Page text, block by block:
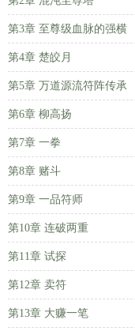
第3章 至尊级血脉的强横
第4章 楚皎月
第5章 万道源流符阵传承
第6章 柳高扬
第7章 一拳
第8章 赌斗
第9章 一品符师
第10章 连破两重
第11章 试探
第12章 卖符
第13章 大赚一笔